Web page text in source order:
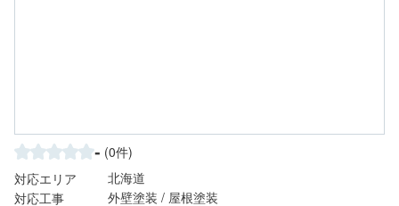
- (0件)
対応エリア
北海道
対応工事
外壁塗装 / 屋根塗装